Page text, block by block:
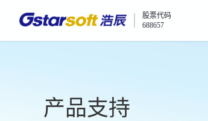
股票代码
688657
产品支持